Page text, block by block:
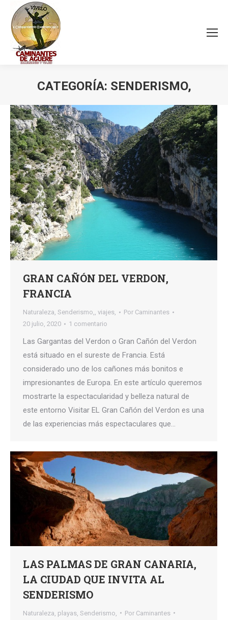
CATEGORÍA: SENDERISMO,
GRAN CAÑÓN DEL VERDON,
FRANCIA
Naturaleza, Senderismo,, viajes, Por Caminantes
20 julio, 2020
1 comentario
Las Gargantas del Verdon o Gran Cañón del Verdon
está situado en el sureste de Francia. Está
considerado uno de los cañones más bonitos e
impresionantes de Europa. En este artículo queremos
mostrarte la espectacularidad y belleza natural de
este entorno Visitar EL Gran Cañón del Verdon es una
de las experiencias más espectaculares que…
LAS PALMAS DE GRAN CANARIA,
LA CIUDAD QUE INVITA AL
SENDERISMO
Naturaleza playas Senderismo, Por Caminantes